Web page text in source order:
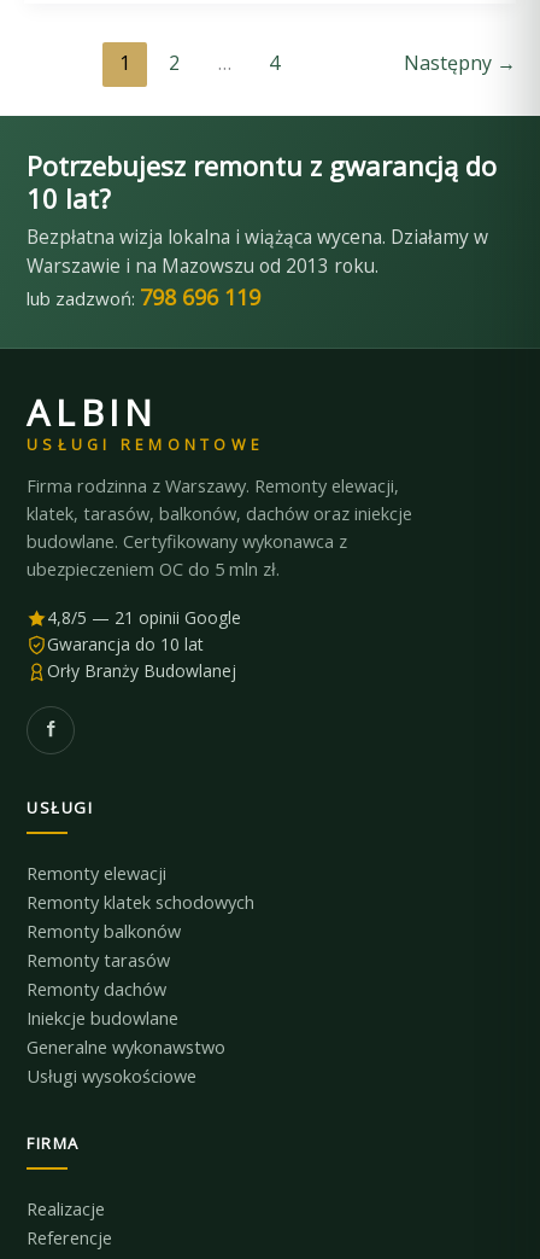
1 2 … 4 Następny →
Potrzebujesz remontu z gwarancją do
10 lat?
Bezpłatna wizja lokalna i wiążąca wycena. Działamy w
Warszawie i na Mazowszu od 2013 roku.
lub zadzwoń: 798 696 119
ALBIN
USŁUGI REMONTOWE
Firma rodzinna z Warszawy. Remonty elewacji,
klatek, tarasów, balkonów, dachów oraz iniekcje
budowlane. Certyfikowany wykonawca z
ubezpieczeniem OC do 5 mln zł.
4,8/5 — 21 opinii Google
Gwarancja do 10 lat
Orły Branży Budowlanej
USŁUGI
Remonty elewacji
Remonty klatek schodowych
Remonty balkonów
Remonty tarasów
Remonty dachów
Iniekcje budowlane
Generalne wykonawstwo
Usługi wysokościowe
FIRMA
Realizacje
Referencje